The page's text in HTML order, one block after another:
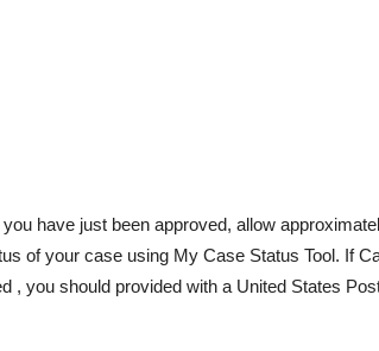
have just been approved, allow
of your case using My Case Status Tool. If
, you should provided with a United States